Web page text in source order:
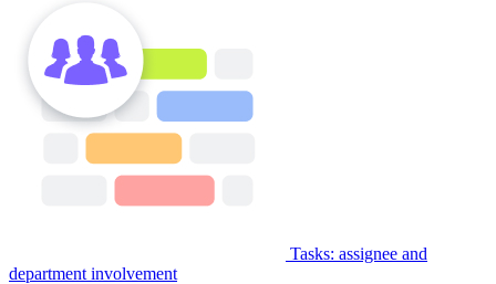
Tasks: assignee and
department involvement